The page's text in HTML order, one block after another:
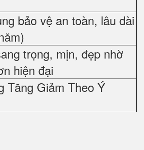
bảo vệ an toàn, lâu dài
trọng, mịn, đẹp nhờ
hiện đại
Tăng Giảm Theo Ý